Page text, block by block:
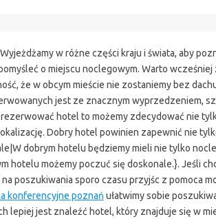
w różne części kraju i świata, aby
o miejscu noclegowym. Warto
że w obcym mieście nie zostaniemy bez
jest ze znacznym wyprzedzeniem,
hotel to możemy zdecydować nie
Dobry hotel powinien zapewnić nie
dobrym hotelu będziemy mieli nie tylko
hotelu możemy poczuć się doskonale.}. Jeśli
poszukiwania sporo czasu przyjśc z pomoca
konferencyjne poznań ułatwimy sobie
lepiej jest znaleźć hotel, który znajduje się w